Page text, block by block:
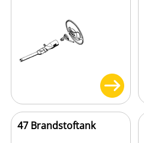
47 Brandstoftank